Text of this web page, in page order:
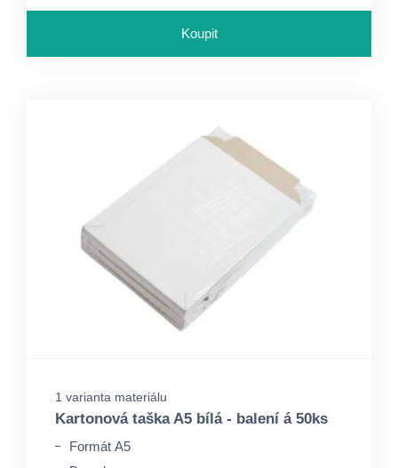
Koupit
1 varianta materiálu
Kartonová taška A5 bílá - balení á 50ks
Formát A5